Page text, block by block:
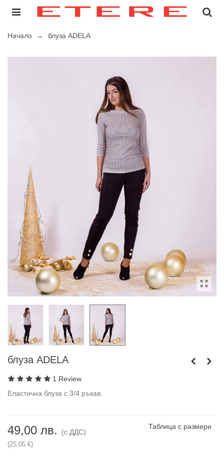
Начало → блуза ADELA
блуза ADELA
1 Review
Еластична блуза с 3/4 ръкав.
49,00 лв. (с ДДС)
(25,05 €)
Таблица с размери